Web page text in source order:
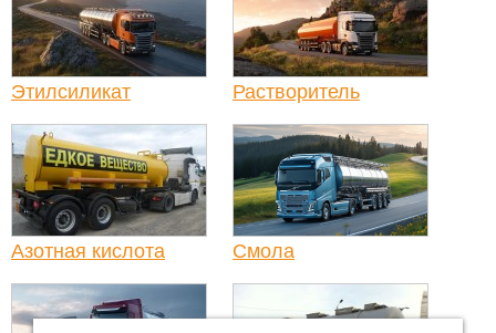
Этилсиликат Растворитель
Азотная кислота Смола